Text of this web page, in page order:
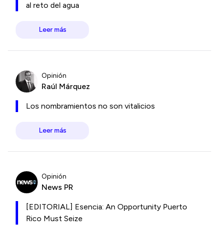
al reto del agua
Leer más
Opinión
Raúl Márquez
Los nombramientos no son vitalicios
Leer más
Opinión
News PR
[EDITORIAL] Esencia: An Opportunity Puerto
Rico Must Seize